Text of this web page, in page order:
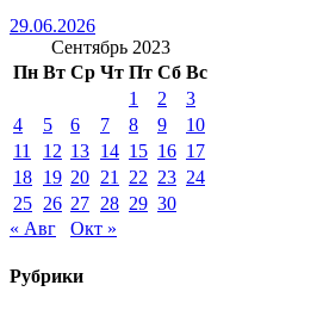
29.06.2026
Сентябрь 2023
Пн Вт Ср Чт Пт Сб Вс
1
2
3
4
5 6 7 8 9
10
11
12 13 14 15 16 17
18 19 20 21 22 23 24
25 26 27 28 29 30
« Авг
Окт »
Рубрики